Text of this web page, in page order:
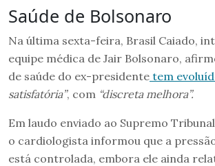
Saúde de Bolsonaro
Na última sexta-feira, Brasil Caiado,
equipe médica de Jair Bolsonaro,
de saúde do ex-presidente tem
satisfatória”, com “discreta melhora”.
Em laudo enviado ao Supremo
o cardiologista informou que a
está controlada, embora ele ainda